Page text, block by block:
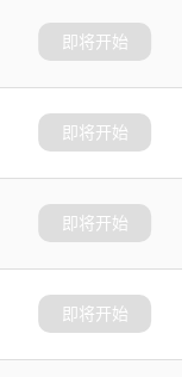
即将开始
即将开始
即将开始
即将开始